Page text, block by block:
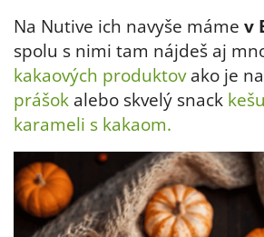
Na Nutive ich navyše máme v
spolu s nimi tam nájdeš aj
kakaových produktovako je
prášok alebo skvelý snack
karameli s kakaom.